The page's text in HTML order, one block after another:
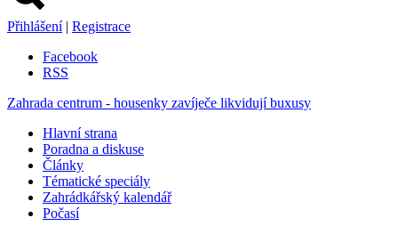
Přihlášení | Registrace
Facebook
RSS
Zahrada centrum - housenky zavíječe likvidují buxusy
Hlavní strana
Poradna a diskuse
Články
Tématické speciály
Zahrádkářský kalendář
Počasí